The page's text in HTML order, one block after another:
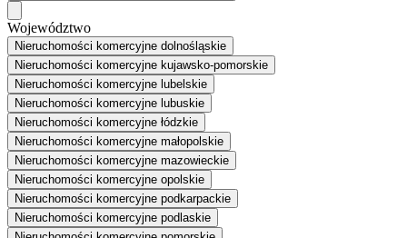
Województwo
Nieruchomości komercyjne dolnośląskie
Nieruchomości komercyjne kujawsko-pomorskie
Nieruchomości komercyjne lubelskie
Nieruchomości komercyjne lubuskie
Nieruchomości komercyjne łódzkie
Nieruchomości komercyjne małopolskie
Nieruchomości komercyjne mazowieckie
Nieruchomości komercyjne opolskie
Nieruchomości komercyjne podkarpackie
Nieruchomości komercyjne podlaskie